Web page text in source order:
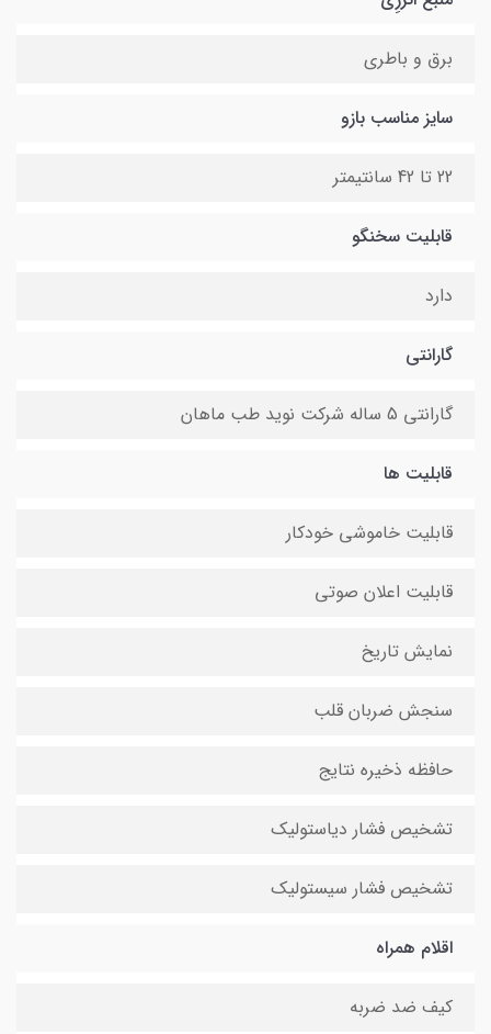
برق و باطری
سایز مناسب بازو
22 تا 42 سانتیمتر
قابلیت سخنگو
دارد
گارانتی
گارانتی 5 ساله شرکت نوید طب ماهان
قابلیت ها
قابلیت خاموشی خودکار
قابلیت اعلان صوتی
نمایش تاریخ
سنجش ضربان قلب
حافظه ذخیره نتایج
تشخیص فشار دیاستولیک
تشخیص فشار سیستولیک
اقلام همراه
کیف ضد ضربه